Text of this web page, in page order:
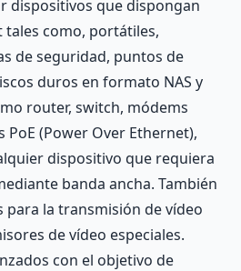
dispositivos que dispongan
como, portátiles,
de seguridad, puntos de
duros en formato NAS y
router, switch, módems
PoE (Power Over Ethernet),
dispositivo que requiera
banda ancha. También
para la transmisión de vídeo
de vídeo especiales.
con el objetivo de